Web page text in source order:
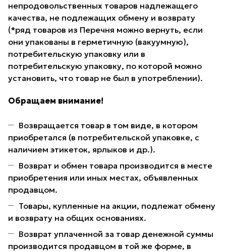
непродовольственных товаров надлежащего
качества, не подлежащих обмену и возврату
(*ряд товаров из Перечня можно вернуть, если
они упакованы в герметичную (вакуумную),
потребительскую упаковку или в
потребительскую упаковку, по которой можно
установить, что товар не был в употреблении).
Обращаем внимание!
Возвращается товар в том виде, в котором
приобретался (в потребительской упаковке, с
наличием этикеток, ярлыков и др.).
Возврат и обмен товара производится в месте
приобретения или иных местах, объявленных
продавцом.
Товары, купленные на акции, подлежат обмену
и возврату на общих основаниях.
Возврат уплаченной за товар денежной суммы
производится продавцом в той же форме, в